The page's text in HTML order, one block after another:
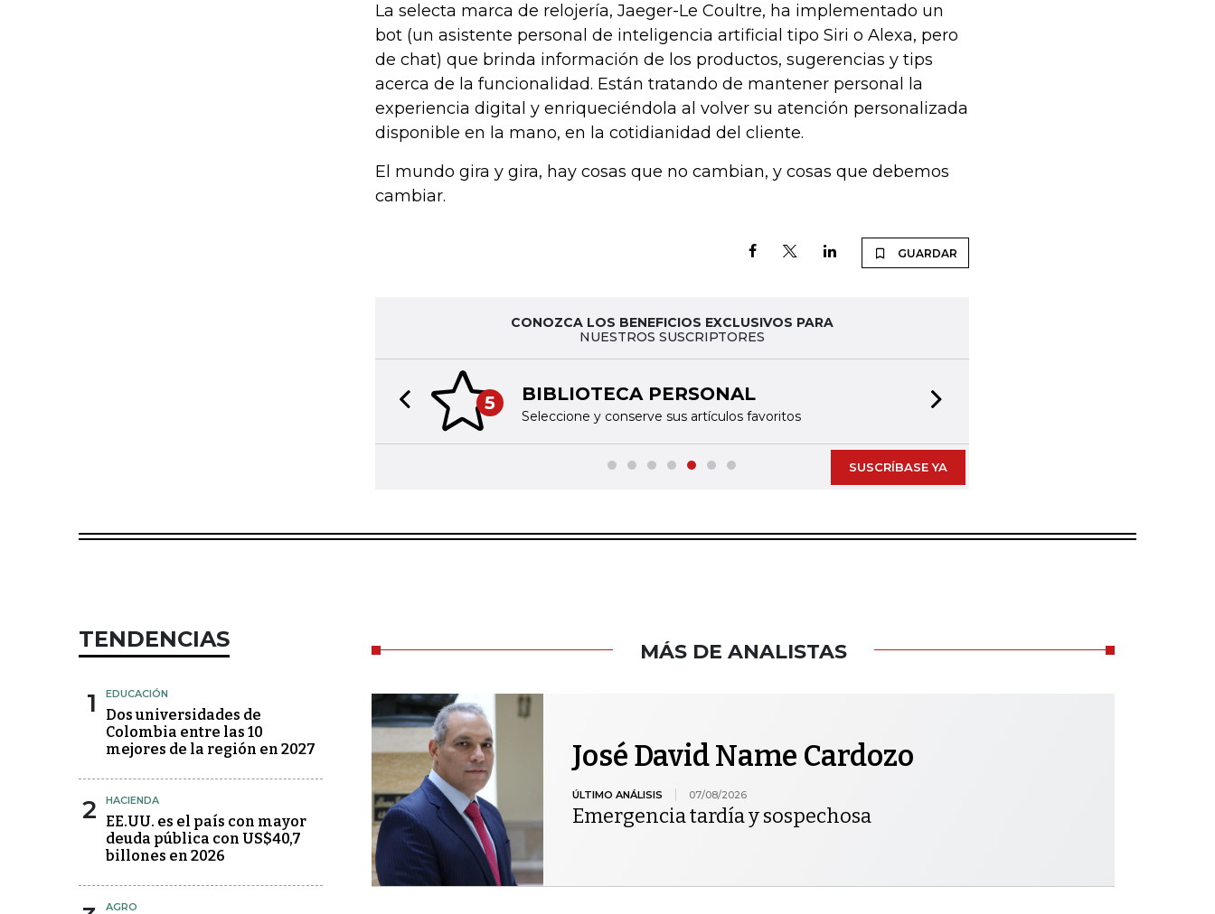
La selecta marca de relojería, Jaeger-Le Coultre, ha implementado un
bot (un asistente personal de inteligencia artificial tipo Siri o Alexa, pero
de chat) que brinda información de los productos, sugerencias y tips
acerca de la funcionalidad. Están tratando de mantener personal la
experiencia digital y enriqueciéndola al volver su atención personalizada
disponible en la mano, en la cotidianidad del cliente.
El mundo gira y gira, hay cosas que no cambian, y cosas que debemos
cambiar.
GUARDAR
CONOZCA LOS BENEFICIOS EXCLUSIVOS PARA
NUESTROS SUSCRIPTORES
5 BIBLIOTECA PERSONAL
Seleccione y conserve sus artículos favoritos
Previous slide
SUSCRÍBASE YA
TENDENCIAS
1 EDUCACIÓN
Dos universidades de
Colombia entre las 10
mejores de la región en 2027
2 HACIENDA
EE.UU. es el país con mayor
deuda pública con US$40,7
billones en 2026
AGRO
MÁS DE ANALISTAS
José David Name Cardozo
ÚLTIMO ANÁLISIS 07/08/2026
Emergencia tardía y sospechosa